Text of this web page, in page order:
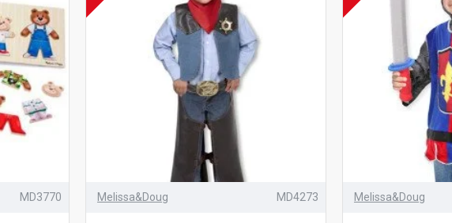
MD3770 Melissa&Doug MD4273 Melissa&Doug